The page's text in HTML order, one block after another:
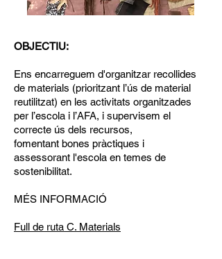
OBJECTIU:
Ens encarreguem d'organitzar recollides
de materials (prioritzant l’ús de material
reutilitzat) en les activitats organitzades
per l’escola i l’AFA, i supervisem el
correcte ús dels recursos,
fomentant bones pràctiques i
assessorant l'escola en temes de
sostenibilitat.
MÉS INFORMACIÓ
Full de ruta C. Materials